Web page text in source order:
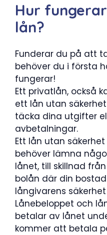
Hur
lån?
Funderar du på att
behöver du i första
fungerar!
Ett privatlån, också
ett lån utan
täcka dina utgifter
avbetalningar.
Ett lån utan
behöver lämna
lånet, till skillnad
bolån där din
långivarens
Lånebeloppet och
betalar av lånet
kommer att betala